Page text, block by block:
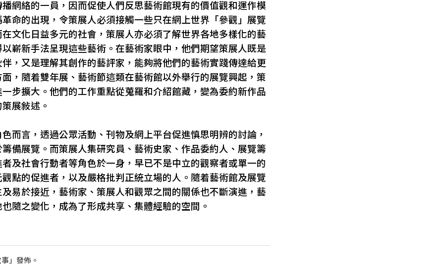
網絡的一員，因而促使人們反思藝術館現有的價值觀和運作模
命的出現，令策展人必須接觸一些只在網上世界「參觀」展覽
文化日益多元的社會，策展人亦必須了解世界各地多樣化的藝
嶄新手法呈現這些藝術。在藝術家眼中，他們期望策展人既是
，又是理解其創作的藝評家，能夠將他們的藝術實踐傳達給更
，隨着雙年展、藝術節這類在藝術館以外舉行的展覽興起，策
步擴大。他們的工作重點從蒐羅和介紹館藏，變為委約新作品
展敍述。
而言，透過公眾活動、刊物及網上平台促進慎思明辨的討論，
備展覽。而策展人集研究員、藝術史家、作品委約人、展覽籌
及社會行動者等角色於一身，早已不是中立的觀察者或單一的
點的促進者，以及嚴格批判正統立場的人。隨着藝術館及展覽
易於接近，藝術家、策展人和觀眾之間的關係也不斷演進，藝
隨之變化，成為了形成共享、集體經驗的空間。
」發佈。